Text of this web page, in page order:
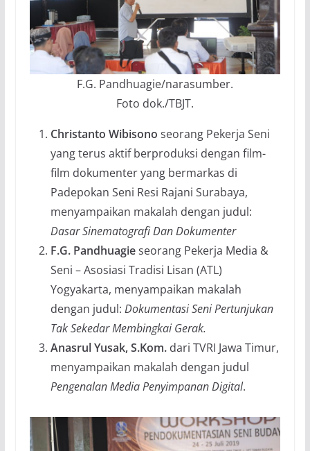
F.G. Pandhuagie/narasumber.
Foto dok./TBJT.
Christanto Wibisono seorang Pekerja Seni
yang terus aktif berproduksi dengan film-
film dokumenter yang bermarkas di
Padepokan Seni Resi Rajani Surabaya,
menyampaikan makalah dengan judul:
Dasar Sinematografi Dan Dokumenter
F.G. Pandhuagieseorang Pekerja Media &
Seni – Asosiasi Tradisi Lisan (ATL)
Yogyakarta, menyampaikan makalah
dengan judul: Dokumentasi Seni Pertunjukan
Tak Sekedar Membingkai Gerak.
Anasrul Yusak, S.Kom.dari TVRI Jawa Timur,
menyampaikan makalah dengan judul
Pengenalan Media Penyimpanan Digital.